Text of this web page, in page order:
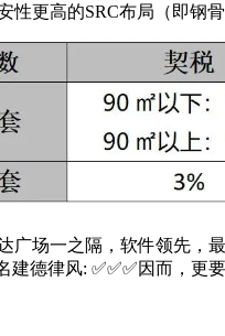
性更高的SRC布局（即
广场一之隔，软件领先
德律风: ✅︎✅︎✅因而，更